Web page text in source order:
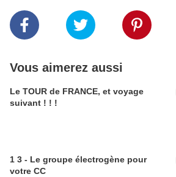
Vous aimerez aussi
Le TOUR de FRANCE, et voyage
suivant ! ! !
1 3 - Le groupe électrogène pour
votre CC